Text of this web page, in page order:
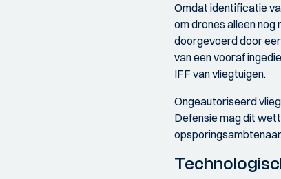
Omdat identificatie
om drones alleen
doorgevoerd door
van een vooraf
IFF van vliegtuigen.
Ongeautoriseerd
Defensie mag dit